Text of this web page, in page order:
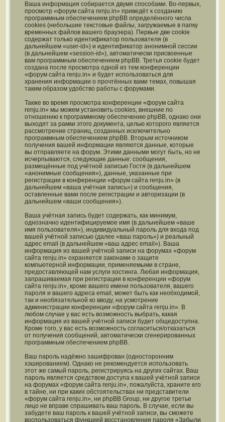
Ваша информация собирается двумя способами. Во-первых,
просмотр «форум сайта renju.in» приведёт к созданию
программным обеспечением phpBB определённого числа
cookies (небольшие текстовые файлы, загружаемые в папку
временных файлов вашего браузера). Первые две cookie
содержат только идентификатор пользователя (в
дальнейшем «user-id») и идентификатор анонимной сессии
(в дальнейшем «session-id»), автоматически присвоенные
вам программным обеспечением phpBB. Третья cookie будет
создана после просмотра одной из тем конференции
«форум сайта renju.in» и будет использоваться для
хранения информации о прочтённых вами темах, повышая
таким образом удобство работы с форумами.
Также во время просмотра конференции «форум сайта
renju.in» мы можем установить cookies, внешние по
отношению к программному обеспечению phpBB, однако они
выходят за рамки этого документа, целью которого является
рассмотрение страниц, созданных исключительно
программным обеспечением phpBB. Вторым источником
получения вашей информации являются данные, которые
вы отправляете на форум. Этими данными могут быть, но не
исчерпываются, следующие данные: сообщения,
размещённые под учётной записью Гостя (в дальнейшем
«анонимные сообщения»), данные, указанные при
регистрации в конференции «форум сайта renju.in» (в
дальнейшем «ваша учётная запись») и сообщения,
оставленные вами после регистрации и авторизации (в
дальнейшем «ваши сообщения»).
Ваша учётная запись будет содержать, как минимум,
однозначно идентифицируемое имя (в дальнейшем «ваше
имя пользователя»), индивидуальный пароль для входа под
вашей учётной записью (далее «ваш пароль») и реальный
адрес email (в дальнейшем «ваш адрес email»). Ваша
информация из вашей учётной записи на форумах «форум
сайта renju.in» охраняется законами о защите
компьютерной информации, применяемыми в стране,
предоставляющей нам услуги хостинга. Любая информация,
запрашиваемая при регистрации в конференции «форум
сайта renju.in», кроме вашего имени пользователя, вашего
пароля и вашего адреса email, может быть как необходимой,
так и необязательной ко вводу, на усмотрение
администрации конференции «форум сайта renju.in». В
любом случае у вас есть возможность выбрать, какая
информация из вашей учётной записи будет общедоступна.
Кроме того, у вас есть возможность согласиться/отказаться
от получения сообщений, автоматически сгенерированных
программным обеспечением phpBB.
Ваш пароль надёжно зашифрован (односторонним
хэшированием). Однако не рекомендуется использовать
этот же самый пароль, регистрируясь на других сайтах. Ваш
пароль является средством доступа к вашей учётной записи
на форумах «форум сайта renju.in», пожалуйста, храните его
в тайне, ни при каких обстоятельствах ни представители
«форум сайта renju.in», ни phpBB Group, ни другое третье
лицо не вправе спрашивать ваш пароль. В случае, если вы
забудете ваш пароль к вашей учётной записи, вы сможете
воспользоваться функцией восстановления пароля «Забыли